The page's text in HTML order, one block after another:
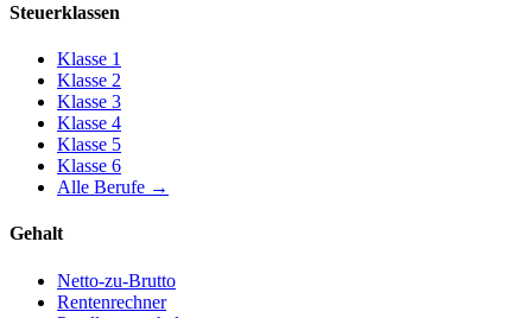
Steuerklassen
Klasse 1
Klasse 2
Klasse 3
Klasse 4
Klasse 5
Klasse 6
Alle Berufe →
Gehalt
Netto-zu-Brutto
Rentenrechner